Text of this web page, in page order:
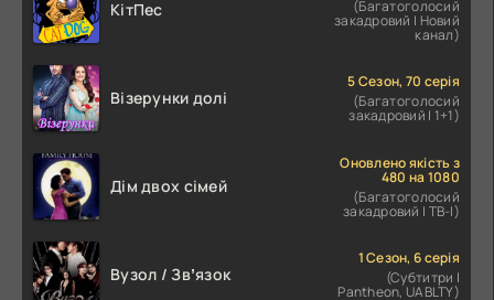
КітПес
(Багатоголосий
закадровий | Новий
канал)
Візерунки долі
5 Сезон, 70 серія
(Багатоголосий
закадровий | 1+1)
Дім двох сімей
Оновлено якість з
480 на 1080
(Багатоголосий
закадровий | ТВ-І)
Вузол / Звʼязок
1 Сезон, 6 серія
(Субтитри |
Pantheon, UABLTY)